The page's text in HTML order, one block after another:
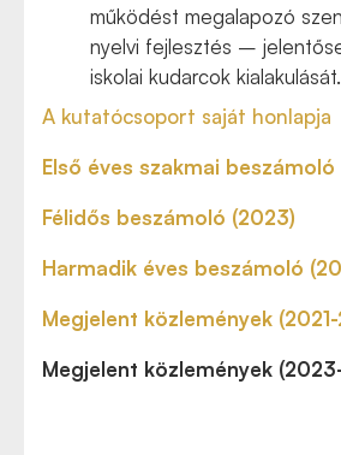
működést megalapozó
nyelvi fejlesztés –
iskolai kudarcok kialakulását.
A kutatócsoport saját honlapja
Első éves szakmai beszámoló
Félidős beszámoló (2023)
Harmadik éves beszámoló
Megjelent közlemények
Megjelent közlemények